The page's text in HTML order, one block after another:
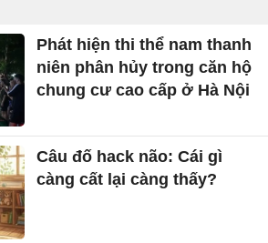
Phát hiện thi thể nam thanh
niên phân hủy trong căn hộ
chung cư cao cấp ở Hà Nội
Câu đố hack não: Cái gì
càng cất lại càng thấy?